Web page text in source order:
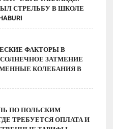
СТРЕЛЬБУ В ШКОЛЕ
ФАКТОРЫ В
ЗАТМЕНИЕ
КОЛЕБАНИЯ В
ПО ПОЛЬСКИМ
ТРЕБУЕТСЯ ОПЛАТА И